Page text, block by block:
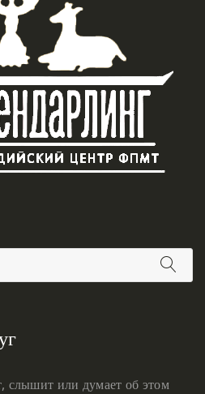
слышит или думает об этом